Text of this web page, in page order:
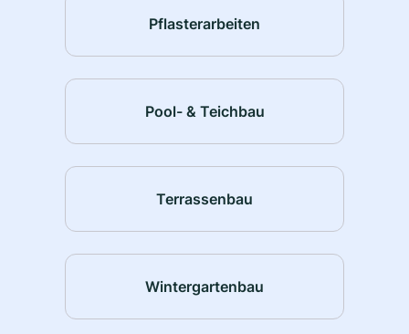
Pflasterarbeiten
Pool- & Teichbau
Terrassenbau
Wintergartenbau